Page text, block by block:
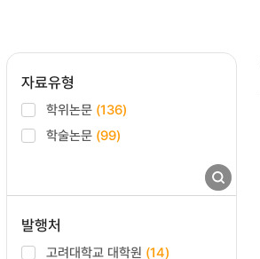
자료유형
학위논문 (136)
학술논문 (99)
발행처
고려대학교 대학원 (14)